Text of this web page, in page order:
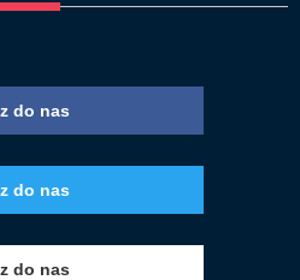
do nas
do nas
do nas